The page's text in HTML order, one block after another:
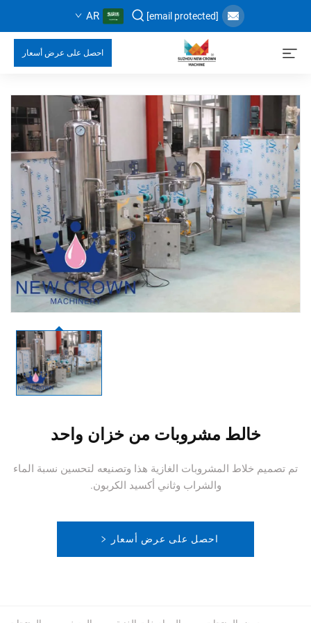
[email protected]
AR
احصل على عرض أسعار
خالط مشروبات من خزان واحد
تم تصميم خلاط المشروبات الغازية هذا وتصنيعه لتحسين نسبة الماء
والشراب وثاني أكسيد الكربون.
احصل على عرض أسعار